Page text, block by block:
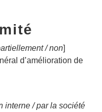
/ non]
d’amélioration de
interne / par la société